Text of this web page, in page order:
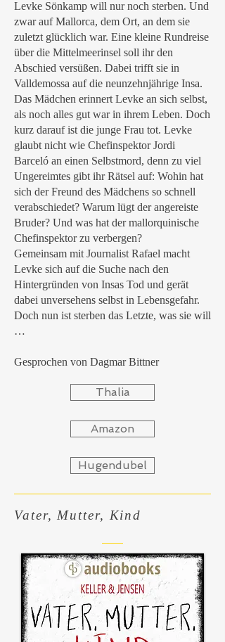
Levke Sönkamp will nur noch sterben. Und
zwar auf Mallorca, dem Ort, an dem sie
zuletzt glücklich war. Eine kleine Rundreise
über die Mittelmeerinsel soll ihr den
Abschied versüßen. Dabei trifft sie in
Valldemossa auf die neunzehnjährige Insa.
Das Mädchen erinnert Levke an sich selbst,
als noch alles gut war in ihrem Leben. Doch
kurz darauf ist die junge Frau tot. Levke
glaubt nicht wie Chefinspektor Jordi
Barceló an einen Selbstmord, denn zu viel
Ungereimtes gibt ihr Rätsel auf: Wohin hat
sich der Freund des Mädchens so schnell
verabschiedet? Warum lügt der angereiste
Bruder? Und was hat der mallorquinische
Chefinspektor zu verbergen?
Gemeinsam mit Journalist Rafael macht
Levke sich auf die Suche nach den
Hintergründen von Insas Tod und gerät
dabei unversehens selbst in Lebensgefahr.
Doch nun ist sterben das Letzte, was sie will
…
Gesprochen von Dagmar Bittner
Thalia
Amazon
Hugendubel
Vater, Mutter, Kind